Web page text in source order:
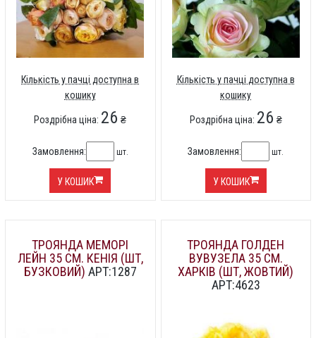
Кількість у пачці доступна в
кошику
Роздрібна ціна: 26 ₴
Замовлення: шт.
У КОШИК
Кількість у пачці доступна в
кошику
Роздрібна ціна: 26 ₴
Замовлення: шт.
У КОШИК
ТРОЯНДА МЕМОРІ
ЛЕЙН 35 СМ. КЕНІЯ (ШТ,
БУЗКОВИЙ) АРТ:1287
ТРОЯНДА ГОЛДЕН
ВУВУЗЕЛА 35 СМ.
ХАРКІВ (ШТ, ЖОВТИЙ)
АРТ:4623